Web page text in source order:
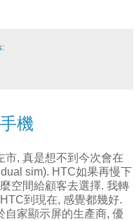
機
市, 真是想不到今次會在
sim). HTC如果再慢下
空間給顧客去選擇. 我轉
到現在, 感覺都幾好.
自家顯示屏的生產商, 優